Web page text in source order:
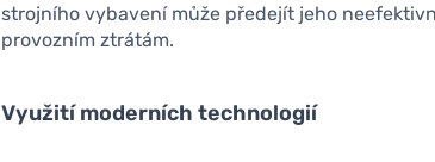
strojního vybavení může předejít jeho
provozním ztrátám.
Využití moderních technologií